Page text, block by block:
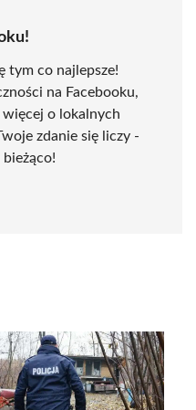
tym co najlepsze!
na Facebooku,
więcej o lokalnych
zdanie się liczy -